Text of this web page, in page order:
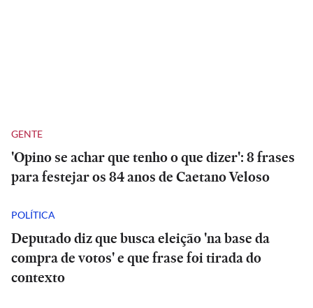
GENTE
'Opino se achar que tenho o que dizer': 8 frases
para festejar os 84 anos de Caetano Veloso
POLÍTICA
Deputado diz que busca eleição 'na base da
compra de votos' e que frase foi tirada do
contexto